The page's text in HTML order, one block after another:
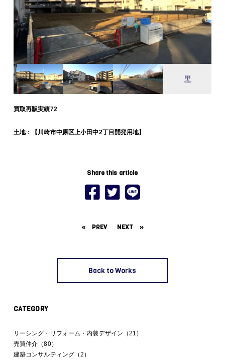
買取再販実績72
土地：【川崎市中原区上小田中2丁目開発用地】
Share this article
« PREV NEXT »
Back to Works
CATEGORY
リーシング・リフォーム・内装デザイン（21）
売買仲介（80）
建築コンサルティング（2）